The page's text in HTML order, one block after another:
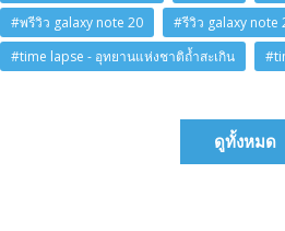
#พรีวิว galaxy note 20
#รีวิว galaxy note
#time lapse - อุทยานแห่งชาติถ้ำสะเกิน
ดูทั้งหมด